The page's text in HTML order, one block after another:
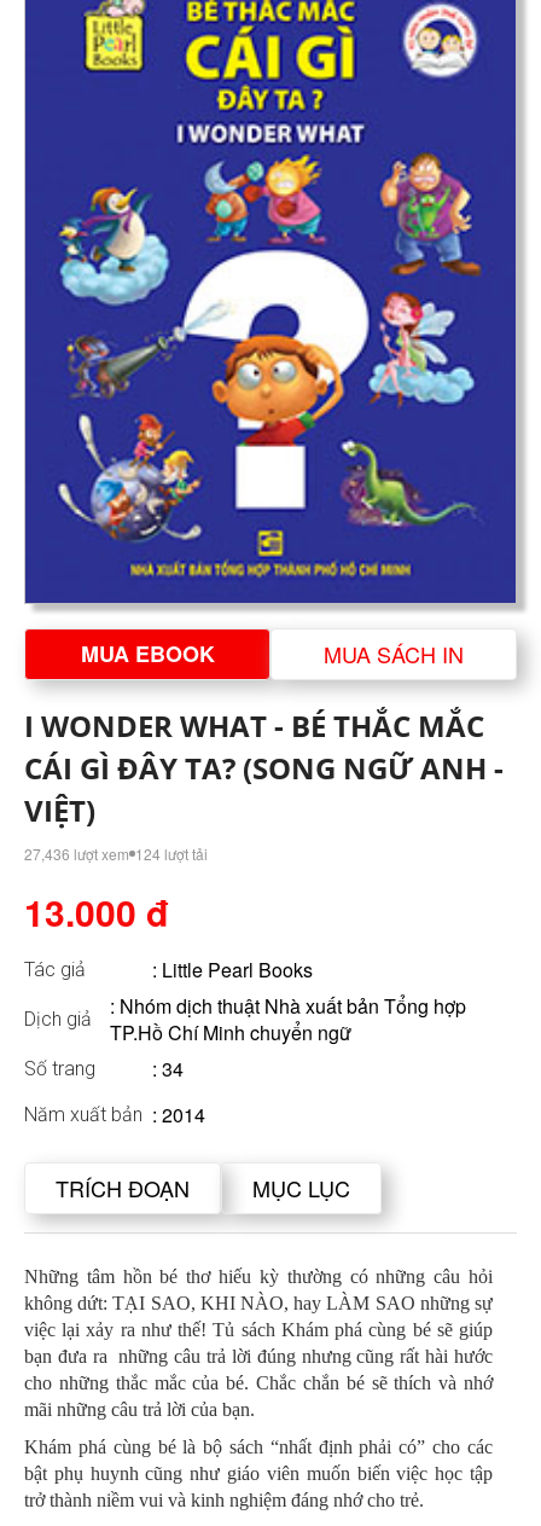
MUA EBOOK MUA SÁCH IN
I WONDER WHAT - BÉ THẮC MẮC
CÁI GÌ ĐÂY TA? (SONG NGỮ ANH -
VIỆT)
27,436 lượt xem 124 lượt tải
13.000 đ
Tác giả : Little Pearl Books
Dịch giả
: Nhóm dịch thuật Nhà xuất bản Tổng hợp
TP.Hồ Chí Minh chuyển ngữ
Số trang : 34
Năm xuất bản : 2014
TRÍCH ĐOẠN MỤC LỤC
Những tâm hồn bé thơ hiếu kỳ thường có những câu hỏi
không dứt: TẠI SAO, KHI NÀO, hay LÀM SAO những sự
việc lại xảy ra như thế! Tủ sách Khám phá cùng bé sẽ giúp
bạn đưa ra
những câu trả lời đúng nhưng cũng rất hài hước
cho những thắc mắc của bé. Chắc chắn bé sẽ thích và nhớ
mãi những câu trả lời của bạn.
Khám phá cùng bé là bộ sách “nhất định phải có” cho các
bật phụ huynh cũng như giáo viên muốn biến việc học tập
trở thành niềm vui và kinh nghiệm đáng nhớ cho trẻ.